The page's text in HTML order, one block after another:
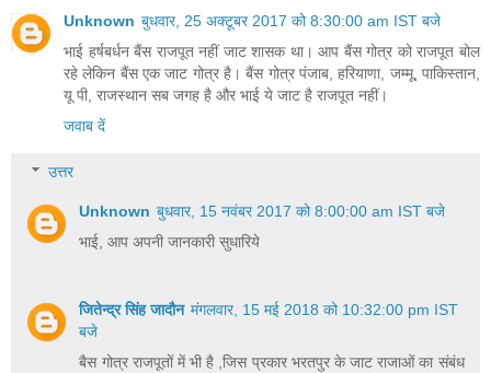
Unknown बुधवार, 25 अक्टूबर 2017 को 8:30:00 am IST बजे
भाई हर्षबर्धन बैंस राजपूत नहीं जाट शासक था। आप बैंस गोत्र को राजपूत बोल
रहे लेकिन बैंस एक जाट गोत्र है। बैंस गोत्र पंजाब, हरियाणा, जम्मू, पाकिस्तान,
यू पी, राजस्थान सब जगह है और भाई ये जाट है राजपूत नहीं।
जवाब दें
उत्तर
Unknown बुधवार, 15 नवंबर 2017 को 8:00:00 am IST बजे
भाई, आप अपनी जानकारी सुधारिये
जितेन्द्र सिंह जादौन मंगलवार, 15 मई 2018 को 10:32:00 pm IST
बजे
बैस गोत्र राजपूतों में भी है ,जिस प्रकार भरतपुर के जाट राजाओं का संबंध